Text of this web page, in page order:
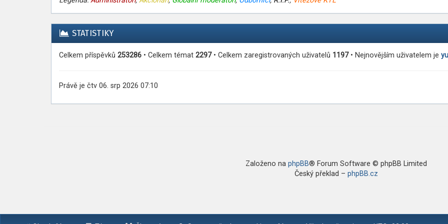
STATISTIKY
Celkem příspěvků 253286 • Celkem témat 2297• Celkem zaregistrovaných uživatelů 1197• Nejnovějším uživatelem je
Právě je čtv 06. srp 2026 07:10
Založeno na phpBB® Forum Software © phpBB Limited
Český překlad – phpBB.cz